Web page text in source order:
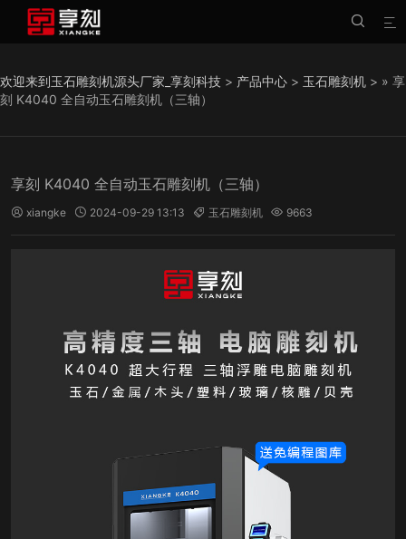


欢迎来到玉石雕刻机源头厂家_享刻科技 > 产品中心 > 玉石雕刻机 > » 享
刻 K4040 全自动玉石雕刻机（三轴）
享刻 K4040 全自动玉石雕刻机（三轴）
 xiangke  2024-09-29 13:13  玉石雕刻机  9663